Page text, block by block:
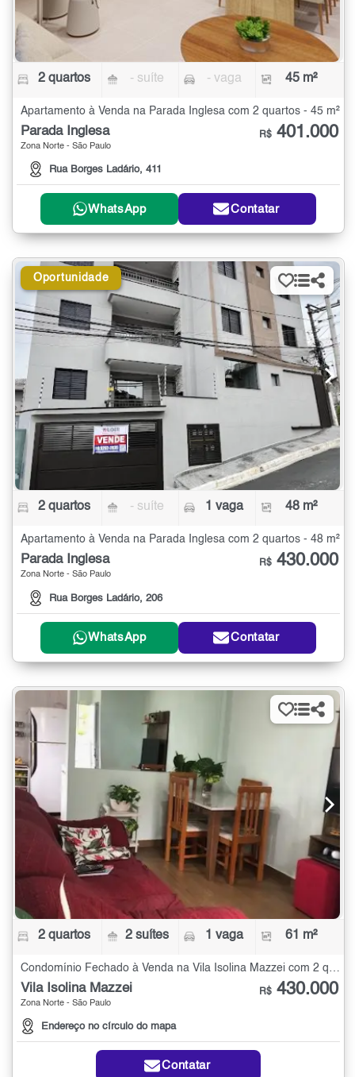
2 quartos - suíte - vaga 45 m²
Apartamento à Venda na Parada Inglesa com 2 quartos - 45 m²
Parada Inglesa
Zona Norte - São Paulo
Rua Borges Ladário, 411
R$ 401.000
WhatsApp Contatar
Oportunidade
2 quartos - suíte 1 vaga 48 m²
Apartamento à Venda na Parada Inglesa com 2 quartos - 48 m²
Parada Inglesa
Zona Norte - São Paulo
Rua Borges Ladário, 206
R$ 430.000
WhatsApp Contatar
2 quartos 2 suítes 1 vaga 61 m²
Vila Isolina Mazzei
Zona Norte - São Paulo
Endereço no círculo do mapa
R$ 430.000
Contatar